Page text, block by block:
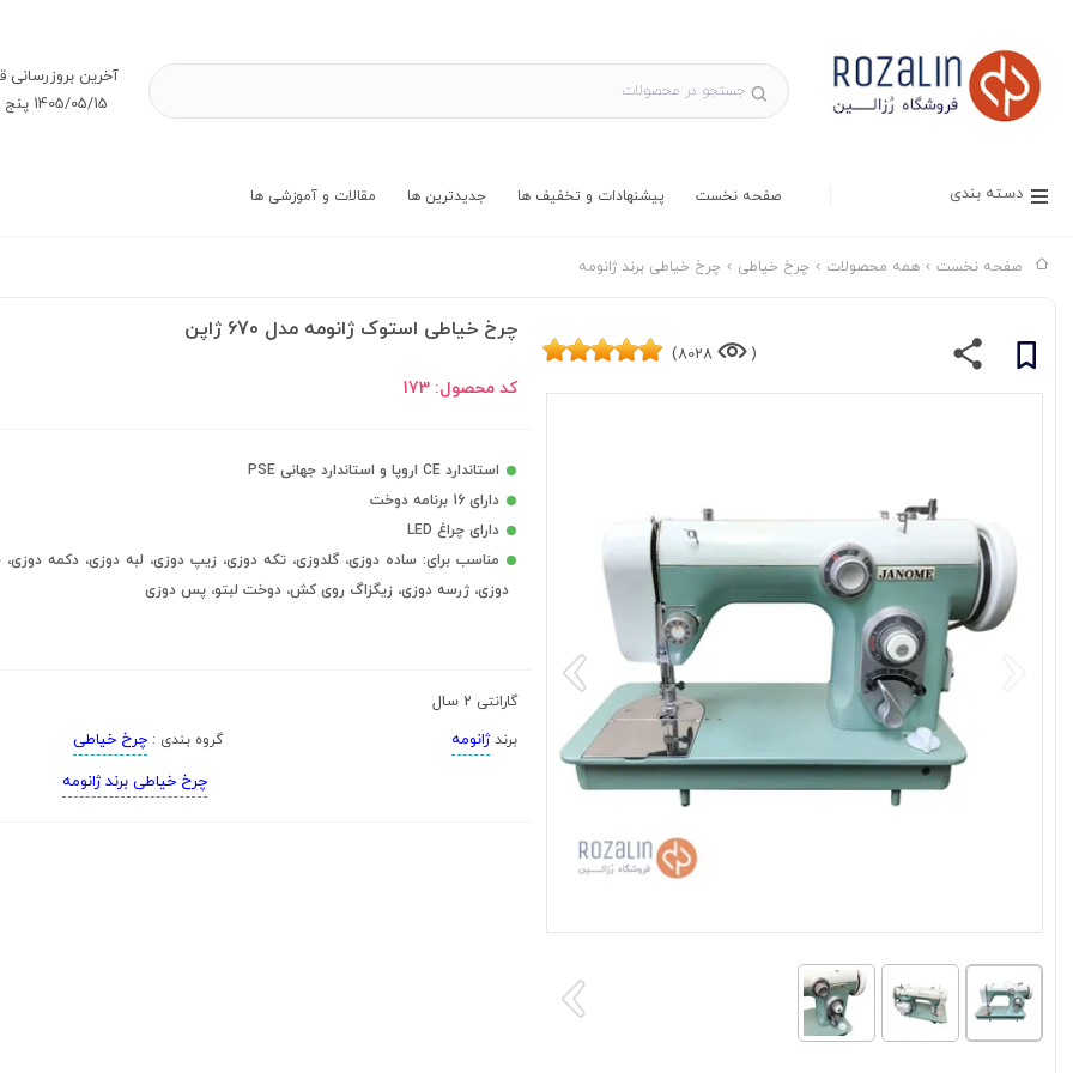
آخرین بروز‌رسانی
1405/05/15 پنج شنبه
دسته بندی صفحه نخست پیشنهادات و تخفیف ها جدیدترین ها مقالات و آموزشی ها
صفحه نخست همه محصولات چرخ خیاطی چرخ خیاطی برند ژانومه
(
8028)
چرخ خیاطی استوک ژانومه مدل 670 ژاپن
کد محصول:173
استاندارد CE اروپا و استاندارد جهانی PSE
دارای 16 برنامه دوخت
دارای چراغ LED
مناسب برای: ساده دوزی، گلدوزی، تکه دوزی، زیپ دوزی، لبه دوزی، دکمه دوزی،
دوزی، ژرسه دوزی، زیگزاگ روی کش، دوخت لبتو، پس دوزی
گارانتی 2 سال
برندژانومه گروه بندی :چرخ خیاطی
چرخ خیاطی برند ژانومه